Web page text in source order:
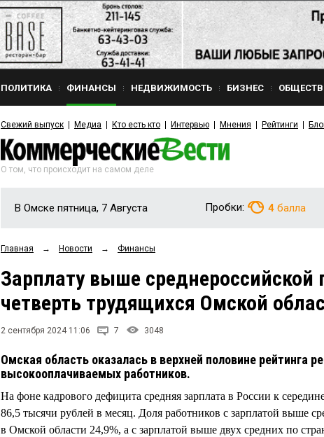
ПОЛИТИКА ФИНАНСЫ НЕДВИЖИМОСТЬ БИЗНЕС
Свежий выпуск Медиа Кто есть кто Интервью Мнения Рейтинги
О том, что происходит на самом деле
В Омске пятница, 7 Августа Пробки: 4 балла
Главная → Новости → Финансы
Зарплату выше среднероссийской
четверть трудящихся Омской
2 сентября 2024 11:06 7 3048
Омская область оказалась в верхней половине рейтинга
высокооплачиваемых работников.
На фоне кадрового дефицита средняя зарплата в России к
86,5 тысячи рублей в месяц. Доля работников с зарплатой выше
в Омской области 24,9%, а с зарплатой выше двух средних по